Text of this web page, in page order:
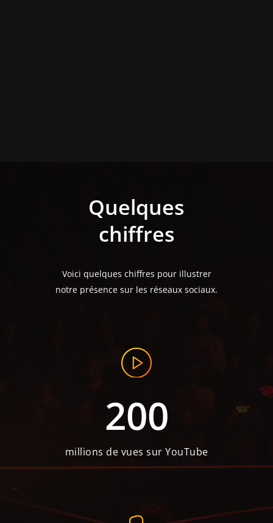
Quelques
chiffres
Voici quelques chiffres pour illustrer
notre présence sur les réseaux sociaux.
200
millions de vues sur YouTube